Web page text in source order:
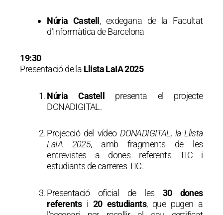
Núria Castell, exdegana de la Facultat
d’Informàtica de Barcelona
19:30
Presentació de la Llista LaIA 2025
Núria Castell presenta el projecte
DONADIGITAL.
Projecció del vídeo DONADIGITAL, la Llista
LaIA 2025, amb fragments de les
entrevistes a dones referents TIC i
estudiants de carreres TIC.
Presentació oficial de les 30 dones
referentsi 20 estudiants, que pugen a